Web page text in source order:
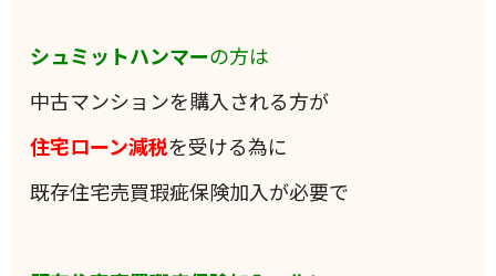
シュミットハンマーの方は
中古マンションを購入される方が
住宅ローン減税を受ける為に
既存住宅売買瑕疵保険加入が必要で